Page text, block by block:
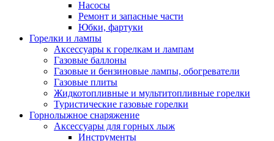
Насосы
Ремонт и запасные части
Юбки, фартуки
Горелки и лампы
Аксессуары к горелкам и лампам
Газовые баллоны
Газовые и бензиновые лампы, обогреватели
Газовые плиты
Жидкотопливные и мультитопливные горелки
Туристические газовые горелки
Горнолыжное снаряжение
Аксессуары для горных лыж
Инструменты